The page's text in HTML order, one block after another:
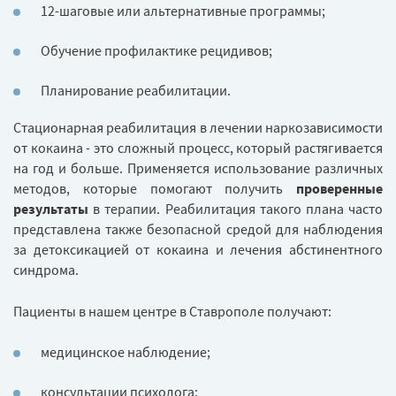
12-шаговые или альтернативные программы;
Обучение профилактике рецидивов;
Планирование реабилитации.
Стационарная реабилитация в лечении наркозависимости
от кокаина - это сложный процесс, который растягивается
на год и больше. Применяется использование различных
методов, которые помогают получить проверенные
результаты в терапии. Реабилитация такого плана часто
представлена также безопасной средой для наблюдения
за детоксикацией от кокаина и лечения абстинентного
синдрома.
Пациенты в нашем центре в Ставрополе получают:
медицинское наблюдение;
консультации психолога;